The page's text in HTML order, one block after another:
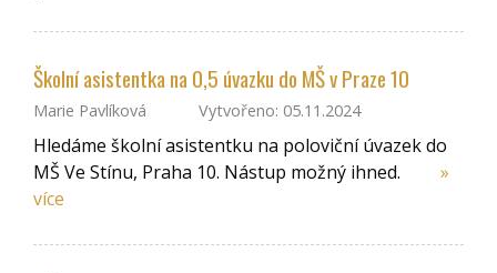
Školní asistentka na 0,5 úvazku do MŠ v Praze 10
Marie Pavlíková Vytvořeno: 05.11.2024
Hledáme školní asistentku na poloviční úvazek do
MŠ Ve Stínu, Praha 10. Nástup možný ihned.
»
více